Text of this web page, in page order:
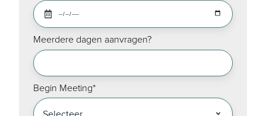
Meerdere dagen aanvragen?
Begin Meeting*